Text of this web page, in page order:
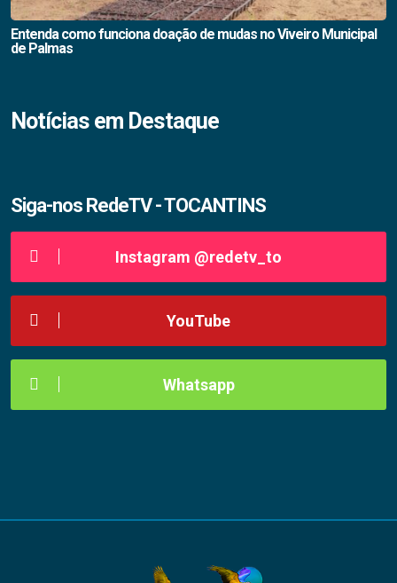
Entenda como funciona doação de mudas no Viveiro Municipal
de Palmas
Notícias em Destaque
Siga-nos RedeTV - TOCANTINS
Instagram @redetv_to
YouTube
Whatsapp